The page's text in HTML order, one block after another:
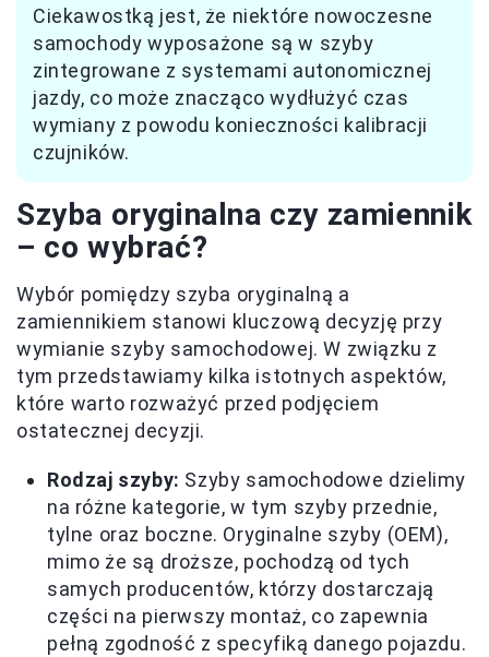
Ciekawostką jest, że niektóre nowoczesne
samochody wyposażone są w szyby
zintegrowane z systemami autonomicznej
jazdy, co może znacząco wydłużyć czas
wymiany z powodu konieczności kalibracji
czujników.
Szyba oryginalna czy zamiennik
– co wybrać?
Wybór pomiędzy szyba oryginalną a
zamiennikiem stanowi kluczową decyzję przy
wymianie szyby samochodowej. W związku z
tym przedstawiamy kilka istotnych aspektów,
które warto rozważyć przed podjęciem
ostatecznej decyzji.
Rodzaj szyby: Szyby samochodowe dzielimy
na różne kategorie, w tym szyby przednie,
tylne oraz boczne. Oryginalne szyby (OEM),
mimo że są droższe, pochodzą od tych
samych producentów, którzy dostarczają
części na pierwszy montaż, co zapewnia
pełną zgodność z specyfiką danego pojazdu.